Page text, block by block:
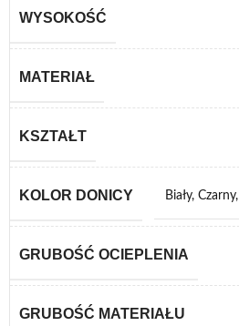
WYSOKOŚĆ
MATERIAŁ
KSZTAŁT
KOLOR DONICY Biały, Czarny,
GRUBOŚĆ OCIEPLENIA
GRUBOŚĆ MATERIAŁU